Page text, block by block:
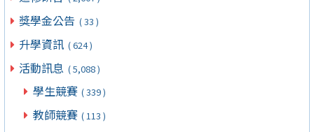
獎學金公告 ( 33 )
升學資訊 ( 624 )
活動訊息 ( 5,088 )
學生競賽 ( 339 )
教師競賽 ( 113 )